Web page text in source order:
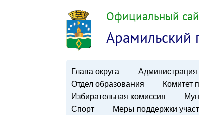
Официальный
Арамильский
Глава округа Администрация
Отдел образования
Комитет
Избирательная комиссия
Спорт
Меры поддержки